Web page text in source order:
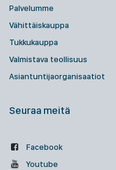
Palvelumme
Vähittäiskauppa
Tukkukauppa
Valmistava teollisuus
Asiantuntijaorganisaatiot
Seuraa meitä
Facebook
Youtube